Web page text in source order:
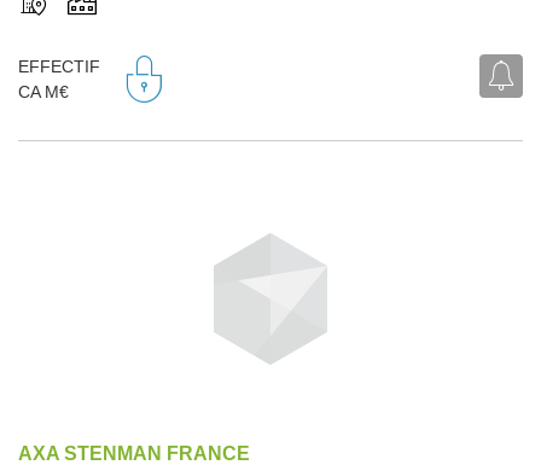
EFFECTIF
CA M€
AXA STENMAN FRANCE